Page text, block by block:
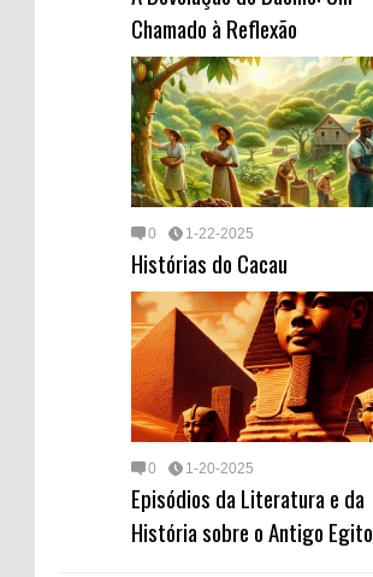
Chamado à Reflexão
0 1-22-2025
Histórias do Cacau
0 1-20-2025
Episódios da Literatura e da
História sobre o Antigo Egito